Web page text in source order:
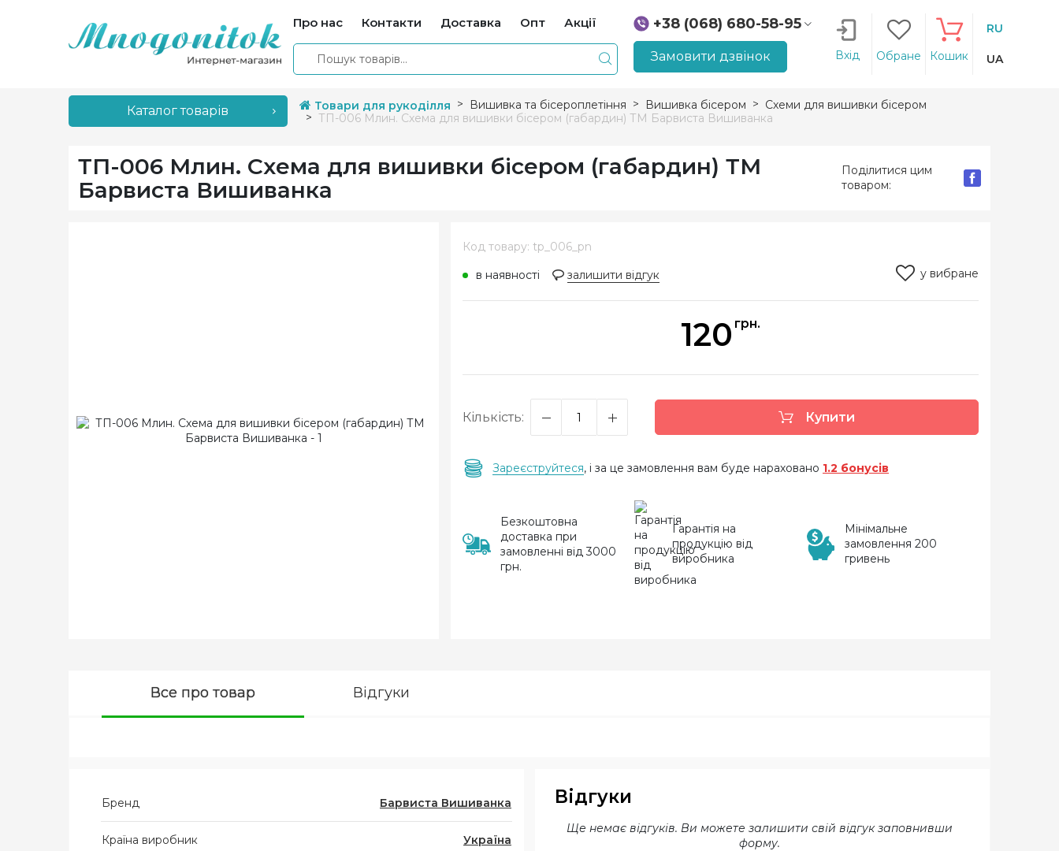
Про нас Контакти Доставка Опт Акції
+38 (068) 680-58-95
+38 (066) 207-14-90
Замовити дзвінок Вхід Обране Кошик
RU
UA
Каталог товарів Товари для рукоділля Вишивка та бісероплетіння Вишивка бісером
Схеми для вишивки бісером
ТП-006 Млин. Схема для вишивки бісером (габардин) ТМ Барвиста Вишиванка
ТП-006 Млин. Схема для вишивки бісером (габардин) ТМ
Барвиста Вишиванка
Поділитися цим
товаром:
Код товару: tp_006_pn
в наявності
залишити відгук у вибране
120 грн.
Кількість: Купити
Зареєструйтеся, і за це замовлення вам буде нараховано 1.2 бонусів
Безкоштовна
доставка при
замовленні від 3000
грн.
Гарантія на
продукцію від
виробника
Мінімальне
замовлення 200
гривень
Все про товар Відгуки
Бренд Барвиста Вишиванка
Країна виробник Україна
Відгуки
Ще немає відгуків. Ви можете залишити свій відгук заповнивши
форму.